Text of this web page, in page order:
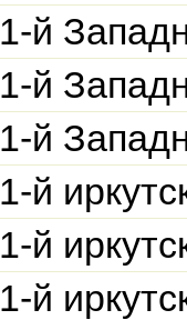
1-й
1-й
1-й
1-й
1-й
1-й